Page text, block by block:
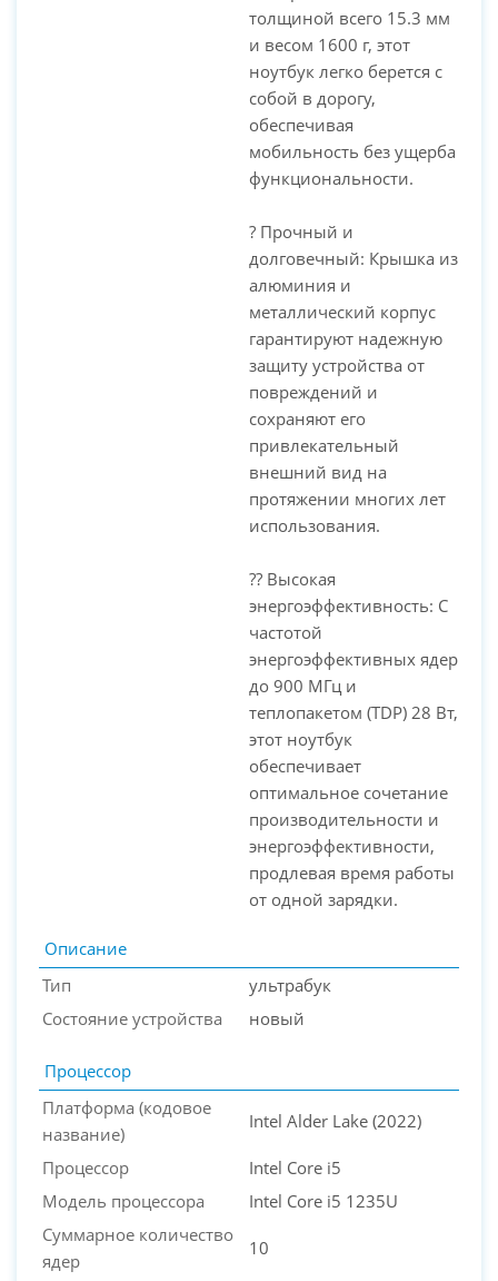
толщиной всего 15.3 мм
и весом 1600 г, этот
ноутбук легко берется с
собой в дорогу,
обеспечивая
мобильность без ущерба
функциональности.
? Прочный и
долговечный: Крышка из
алюминия и
металлический корпус
гарантируют надежную
защиту устройства от
повреждений и
сохраняют его
привлекательный
внешний вид на
протяжении многих лет
использования.
?? Высокая
энергоэффективность: С
частотой
энергоэффективных ядер
до 900 МГц и
теплопакетом (TDP) 28 Вт,
этот ноутбук
обеспечивает
оптимальное сочетание
производительности и
энергоэффективности,
продлевая время работы
от одной зарядки.
Описание
Тип
ультрабук
Состояние устройства
новый
Процессор
Платформа (кодовое
название)
Intel Alder Lake (2022)
Процессор
Intel Core i5
Модель процессора
Intel Core i5 1235U
Суммарное количество
ядер
10